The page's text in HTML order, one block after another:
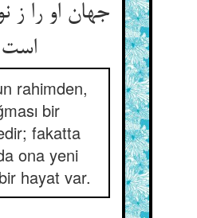
جهان او را ز
است‌‌
rahimden,
bir
fakatta
ona yeni
hayat var.